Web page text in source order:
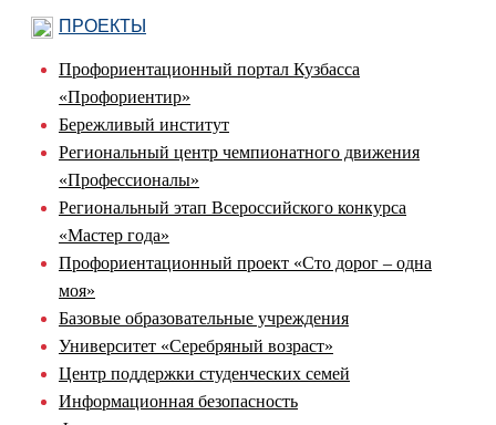
ПРОЕКТЫ
Профориентационный портал Кузбасса
«Профориентир»
Бережливый институт
Региональный центр чемпионатного движения
«Профессионалы»
Региональный этап Всероссийского конкурса
«Мастер года»
Профориентационный проект «Сто дорог – одна
моя»
Базовые образовательные учреждения
Университет «Серебряный возраст»
Центр поддержки студенческих семей
Информационная безопасность